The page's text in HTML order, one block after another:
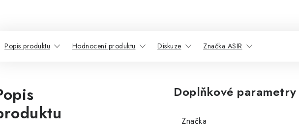
Popis produktu Hodnocení produktu Diskuze Značka ASIR
Doplňkové parametry
Značka